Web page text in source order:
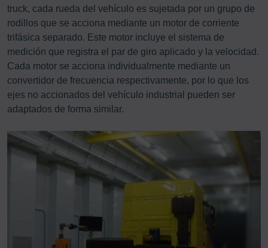
truck, cada rueda del vehículo es sujetada por un grupo de
rodillos que se acciona mediante un motor de corriente
trifásica separado. Este motor incluye el sistema de
medición que registra el par de giro aplicado y la velocidad.
Cada motor se acciona individualmente mediante un
convertidor de frecuencia respectivamente, por lo que los
ejes no accionados del vehículo industrial pueden ser
adaptados de forma similar.